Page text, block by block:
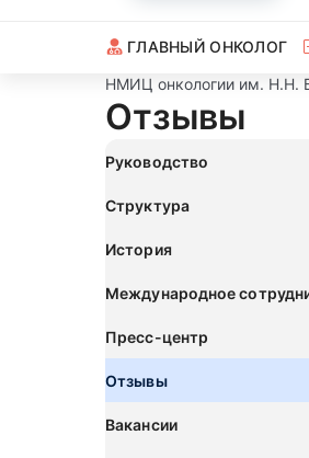
ГЛАВНЫЙ ОНКОЛОГ
НМИЦ онкологии им. Н.Н.
Отзывы
Руководство
Структура
История
Международное
Пресс-центр
Отзывы
Вакансии